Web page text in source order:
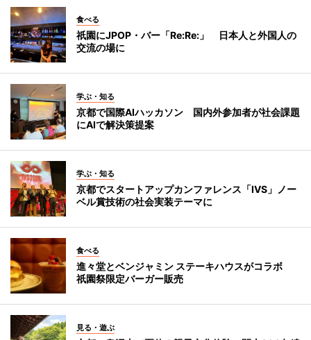
食べる
祇園にJPOP・バー「Re:Re:」 日本人と外国人の
交流の場に
学ぶ・知る
京都で国際AIハッカソン 国内外参加者が社会課題
にAIで解決策提案
学ぶ・知る
京都でスタートアップカンファレンス「IVS」ノー
ベル賞技術の社会実装テーマに
食べる
進々堂とベンジャミン ステーキハウスがコラボ
祇園祭限定バーガー販売
見る・遊ぶ